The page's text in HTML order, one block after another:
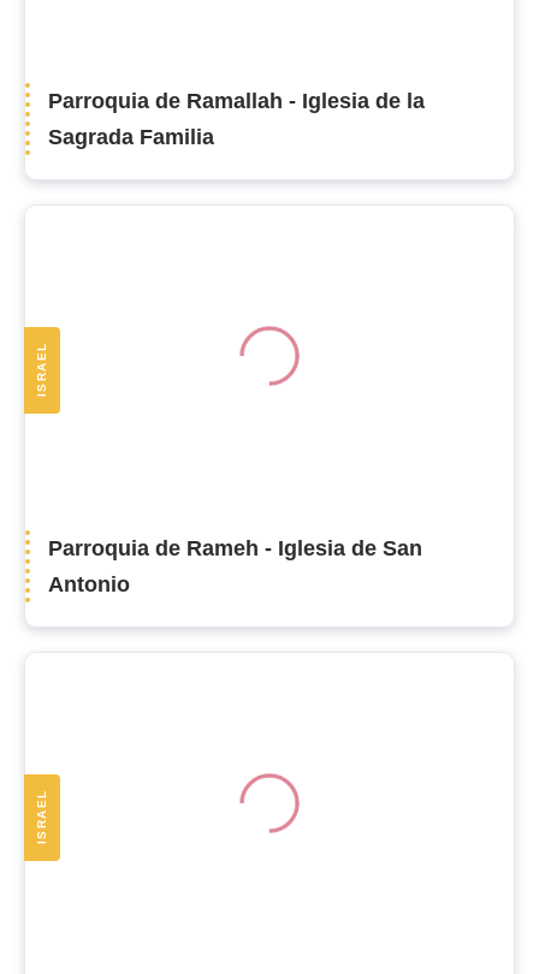
Parroquia de Ramallah - Iglesia de la
Sagrada Familia
ISRAEL
Parroquia de Rameh - Iglesia de San
Antonio
ISRAEL